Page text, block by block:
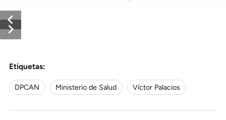
Etiquetas:
DPCAN Ministerio de Salud Víctor Palacios